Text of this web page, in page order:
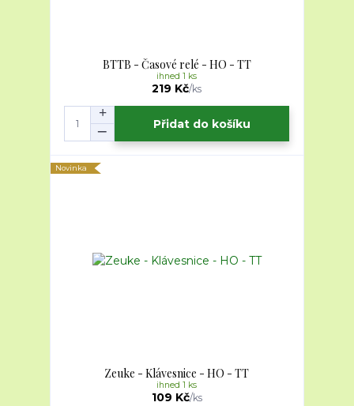
BTTB - Časové relé - HO - TT
219 Kč/ks
ihned 1 ks
Přidat do košíku
Novinka
Zeuke - Klávesnice - HO - TT
109 Kč/ks
ihned 1 ks